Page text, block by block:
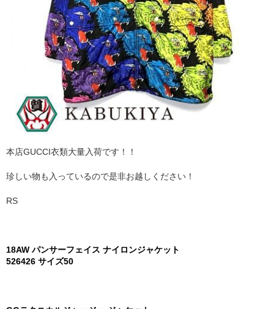
本店GUCCI衣類大量入荷です！！
珍しい物も入っているので是非お越しください！
RS
18AW パンサーフェイス ナイロンジャケット
526426 サイズ50